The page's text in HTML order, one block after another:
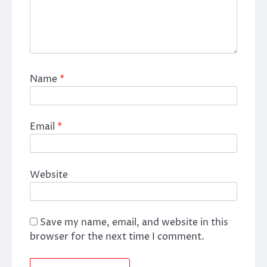
Name*
Email *
Website
Save my name, email, and website in this
browser for the next time I comment.